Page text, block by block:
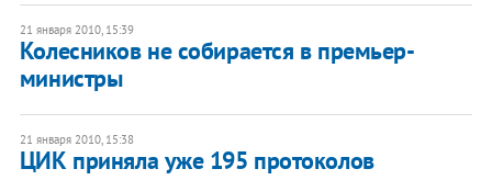
21 января 2010, 15:39
Колесников не собирается в премьер-
министры
21 января 2010, 15:38
ЦИК приняла уже 195 протоколов